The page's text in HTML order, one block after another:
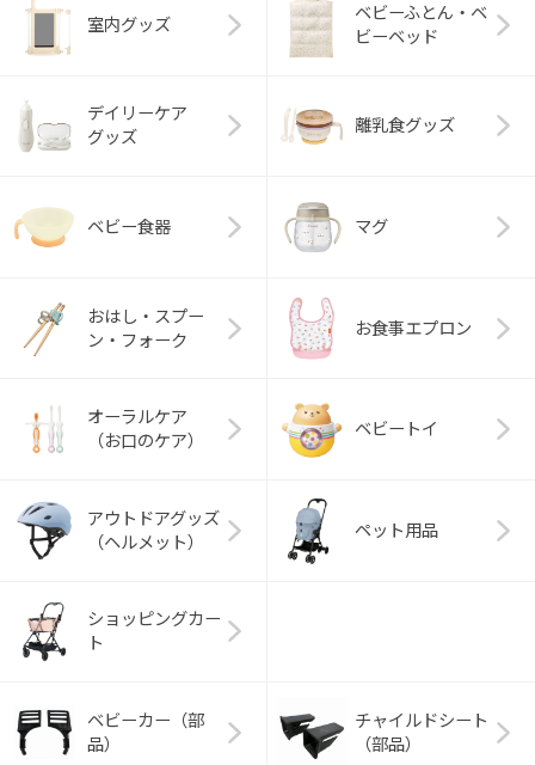
室内グッズ
ベビーふとん・ベ
ビーベッド
デイリーケア
グッズ
離乳食グッズ
ベビー食器 マグ
おはし・スプー
ン・フォーク
お食事エプロン
オーラルケア
（お口のケア）
ベビートイ
アウトドアグッズ
（ヘルメット）
ペット用品
ショッピングカー
ト
ベビーカー（部
品）
チャイルドシート
（部品）